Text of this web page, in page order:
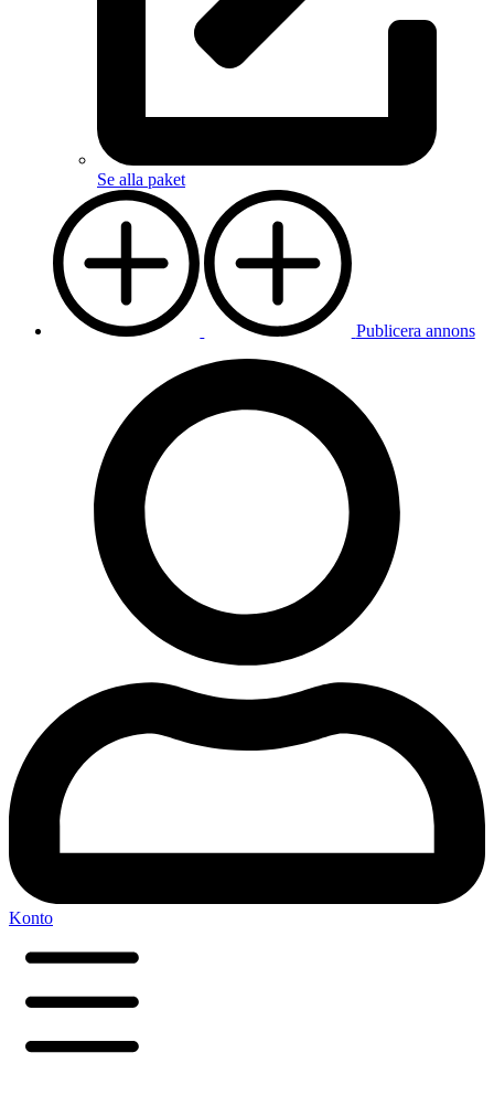
Se alla paket
Publicera annons
Konto